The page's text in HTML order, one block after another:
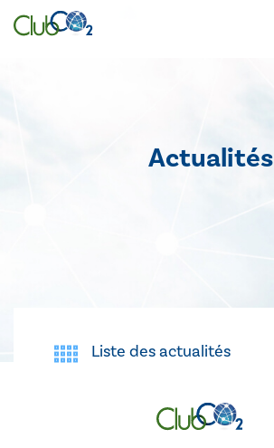
Actualités
Liste des actualités